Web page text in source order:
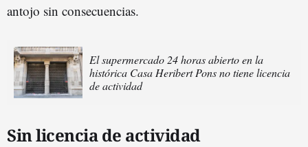
antojo sin consecuencias.
El supermercado 24 horas abierto en la
histórica Casa Heribert Pons no tiene licencia
de actividad
Sin licencia de actividad